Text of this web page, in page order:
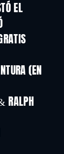
EL
(EN
RALPH